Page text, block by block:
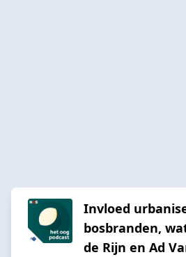
Invloed
bosbranden,
de Rijn en Ad